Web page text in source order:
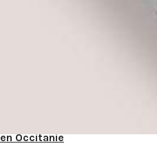
Occitanie